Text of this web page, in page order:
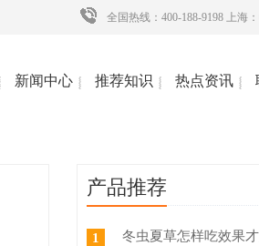
全国热线：400-188-9198 上海
新闻中心 推荐知识 热点资讯
产品推荐
1 冬虫夏草怎样吃效果